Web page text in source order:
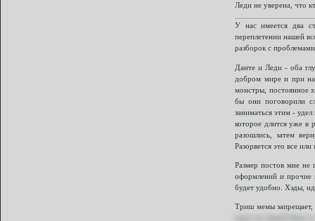
Леди не уверена, что
У нас имеется два
переплетении нашей
разборок с
Данте и Леди - оба
добром мире и при
монстры, постоянное
бы они поговорили
заниматься этим -
которое длится уже в
разошлись, затем
Разорвется это все
Размер постов мне не
оформлений и прочие
будет удобно. Хэды,
Триш мемы